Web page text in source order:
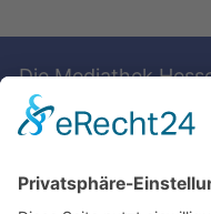
Die Mediathek
Podcasts, Themen
Entdecken Sie
verfügbar.